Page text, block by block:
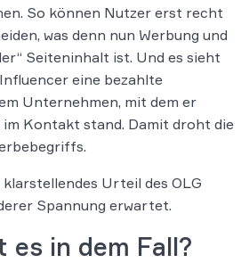
So können Nutzer erst recht
was denn nun Werbung und
Seiteninhalt ist. Und es sieht
eine bezahlte
Unternehmen, mit dem er
Kontakt stand. Damit droht die
Urteil des OLG
Spannung erwartet.
es in dem Fall?